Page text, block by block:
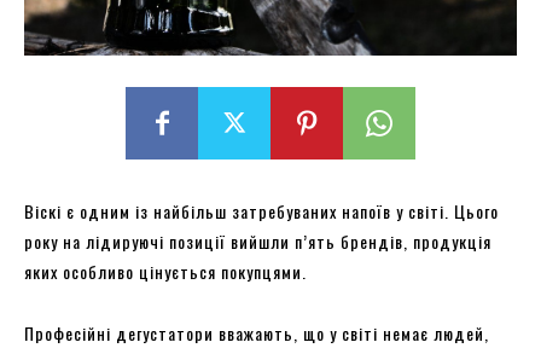
Віскі є одним із найбільш затребуваних напоїв у світі. Цього
року на лідируючі позиції вийшли п’ять брендів, продукція
яких особливо цінується покупцями.
Професійні дегустатори вважають, що у світі немає людей,